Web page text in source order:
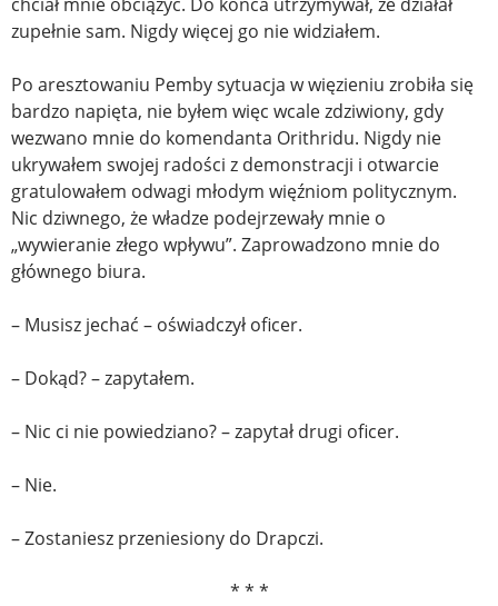
chciał mnie obciążyć. Do końca utrzymywał, że działał
zupełnie sam. Nigdy więcej go nie widziałem.
Po aresztowaniu Pemby sytuacja w więzieniu zrobiła się
bardzo napięta, nie byłem więc wcale zdziwiony, gdy
wezwano mnie do komendanta Orithridu. Nigdy nie
ukrywałem swojej radości z demonstracji i otwarcie
gratulowałem odwagi młodym więźniom politycznym.
Nic dziwnego, że władze podejrzewały mnie o
„wywieranie złego wpływu”. Zaprowadzono mnie do
głównego biura.
– Musisz jechać – oświadczył oficer.
– Dokąd? – zapytałem.
– Nic ci nie powiedziano? – zapytał drugi oficer.
– Nie.
– Zostaniesz przeniesiony do Drapczi.
* * *